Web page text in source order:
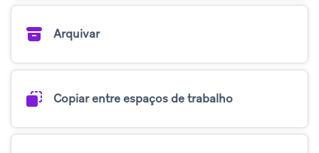
Arquivar
Copiar entre espaços de trabalho